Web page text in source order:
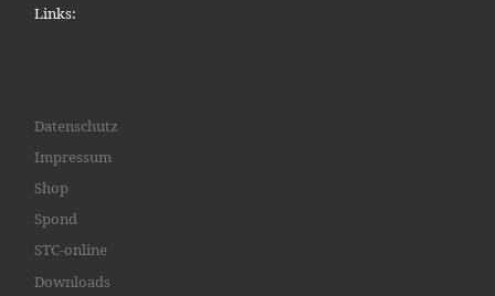
Links:
Datenschutz
Impressum
Shop
Spond
STC-online
Downloads